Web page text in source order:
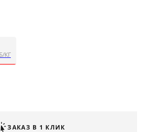
КГ
ЗАКАЗ В 1 КЛИК